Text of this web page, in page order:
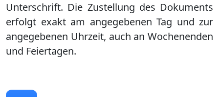
Unterschrift. Die Zustellung des Dokuments
erfolgt exakt am angegebenen Tag und zur
angegebenen Uhrzeit, auch an Wochenenden
und Feiertagen.